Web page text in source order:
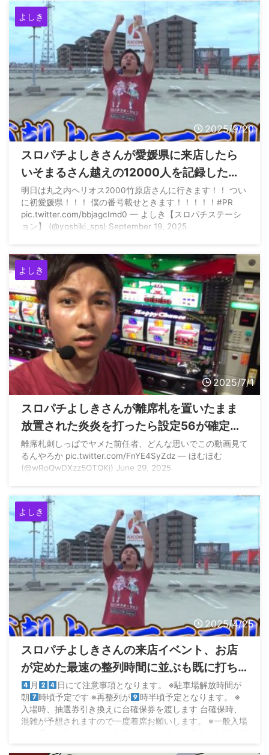
よしき
2025/9/20
スロパチよしきさんが愛媛県に来店したら
いそまるさん越えの12000人を記録した模
様
明日は丸之内ヘリオス2000竹原店さんに行きます！！ つい
に初愛媛県！！！ 僕の番号載せときます！！！！！#PR
pic.twitter.com/bbjagcImd0 — よしき【スロパチステーシ
ョン】 (@yoshiki_sps) September 19, 2025
よしき
2025/7/1
スロパチよしきさんが離席札を置いたまま
放置された炎炎を打ったら設定56が確定し
た模様
離席札刺しっぱでヤメた前任者、どんな思いでこの動画見て
るんやろか pic.twitter.com/FnYE4SyZdz — ほむほむ
(@wRoQwDXzz5QTQKj) June 29, 2025
よしき
2025/4/25
スロパチよしきさんの来店イベント、お店
が定めた最速の整列時間に並ぶも既に打ち
切りで炎上
月
日にて注意事項となります。 ※駐車場解放時間が
朝
時頃予定です ※再整列が
時半頃予定となります。 ※
入場時、抽選券引き換えに台確保券を渡します 台確保時、
混雑が予想されますので一度着席お願いします。 ※一般入場